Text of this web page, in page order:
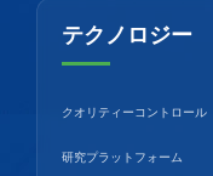
テクノロジー
クオリティーコントロール
研究プラットフォーム